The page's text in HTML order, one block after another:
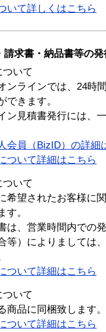
いて詳しくはこちら
請求書・納品書等の
いて
ンラインでは、24時
できます。
ン見積書発行には、
会員（BizID）の詳細
ついて詳細はこちら
いて
希望されたお客様に
す。
は、営業時間内での
等）によりましては
ついて詳細はこちら
いて
商品に同梱致します。
ついて詳細はこちら